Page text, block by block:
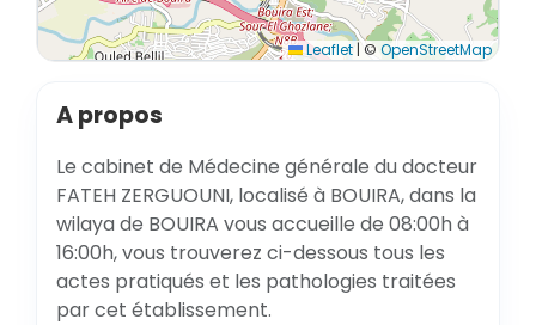
Leaflet | © OpenStreetMap
A propos
Le cabinet de Médecine générale du docteur
FATEH ZERGUOUNI, localisé à BOUIRA, dans la
wilaya de BOUIRA vous accueille de 08:00h à
16:00h, vous trouverez ci-dessous tous les
actes pratiqués et les pathologies traitées
par cet établissement.